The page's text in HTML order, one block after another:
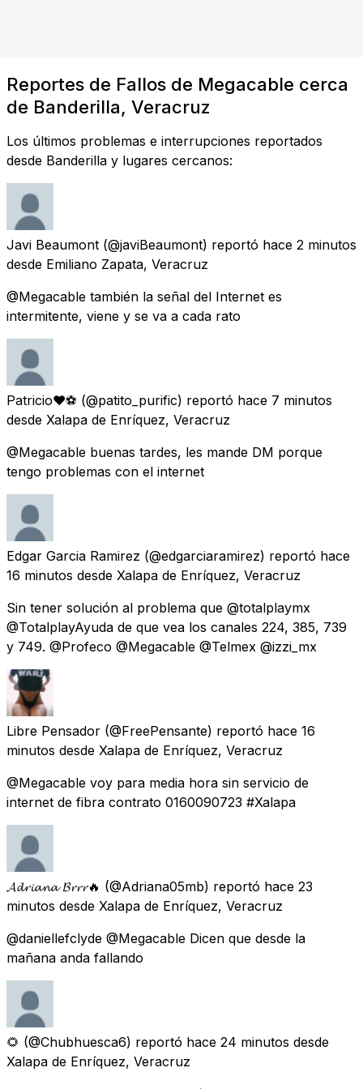
Reportes de Fallos de Megacable cerca
de Banderilla, Veracruz
Los últimos problemas e interrupciones reportados
desde Banderilla y lugares cercanos:
Javi Beaumont (@javiBeaumont) reportó hace 2 minutos
desde Emiliano Zapata, Veracruz
@Megacable también la señal del Internet es
intermitente, viene y se va a cada rato
Patricio❤⚽ (@patito_purific) reportó hace 7 minutos
desde Xalapa de Enríquez, Veracruz
@Megacable buenas tardes, les mande DM porque
tengo problemas con el internet
Edgar Garcia Ramirez (@edgarciaramirez) reportó hace
16 minutos desde Xalapa de Enríquez, Veracruz
Sin tener solución al problema que @totalplaymx
@TotalplayAyuda de que vea los canales 224, 385, 739
y 749. @Profeco @Megacable @Telmex @izzi_mx
Libre Pensador (@FreePensante) reportó hace 16
minutos desde Xalapa de Enríquez, Veracruz
@Megacable voy para media hora sin servicio de
internet de fibra contrato 0160090723 #Xalapa
𝓐𝓭𝓻𝓲𝓪𝓷𝓪 𝓑𝓻𝓻𝓻🔥 (@Adriana05mb) reportó hace 23
minutos desde Xalapa de Enríquez, Veracruz
@daniellefclyde @Megacable Dicen que desde la
mañana anda fallando
🌻 (@Chubhuesca6) reportó hace 24 minutos desde
Xalapa de Enríquez, Veracruz